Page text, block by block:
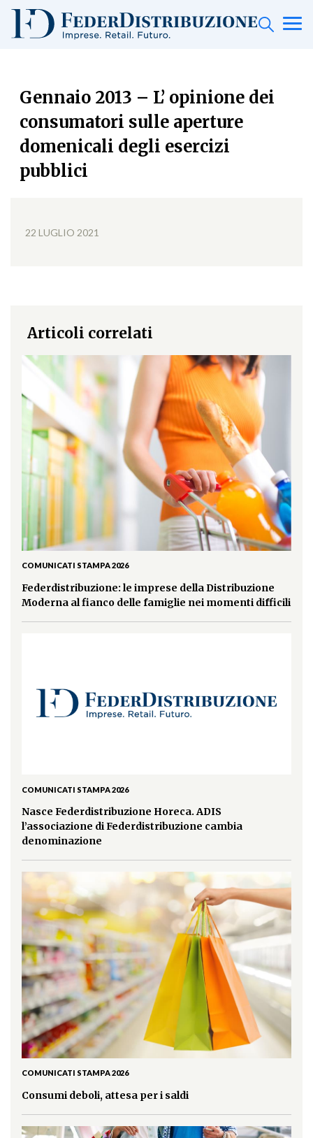
Gennaio 2013 – L’ opinione dei
consumatori sulle aperture
domenicali degli esercizi
pubblici
22 LUGLIO 2021
Articoli correlati
COMUNICATI STAMPA 2026
Federdistribuzione: le imprese della Distribuzione
Moderna al fianco delle famiglie nei momenti difficili
COMUNICATI STAMPA 2026
Nasce Federdistribuzione Horeca. ADIS
l’associazione di Federdistribuzione cambia
denominazione
COMUNICATI STAMPA 2026
Consumi deboli, attesa per i saldi